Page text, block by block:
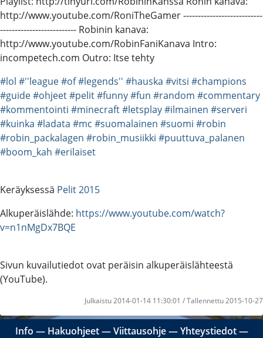
http://www.youtube.com/RoniTheGamer ---------------------------
-------------------------- Robinin kanava:
http://www.youtube.com/RobinFaniKanava Intro:
incompetech.com Outro: Itse tehty
#lol #''league#of#legends'' #hauska #vitsi #champions
#guide#ohjeet#pelit#funny#fun #random #commentary
#kommentointi #minecraft#letsplay#ilmainen #serveri
#kuinka #ladata #mc #suomalainen #suomi #robin
#robin_packalagen #robin_musiikki #puuttuva_palanen
#boom_kah #erilaiset
Keräyksessä Pelit 2015
Alkuperäislähde: https://www.youtube.com/watch?
v=n1nMgDx7BQE
Sivun kuvailutiedot ovat peräisin alkuperäislähteestä
(YouTube).
Julkaistu 2014-01-14 11:30:01 / Tallennettu 2015-10-27
Info ― Hakuohjeet―Viittausohje―Yhteystiedot―